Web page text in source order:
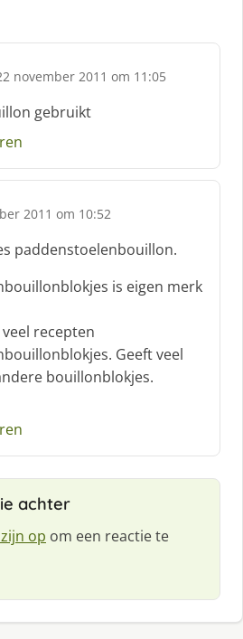
november 2011 om 11:05
gebruikt
2011 om 10:52
paddenstoelenbouillon.
is eigen merk
recepten
Geeft veel
bouillonblokjes.
achter
op om een reactie te